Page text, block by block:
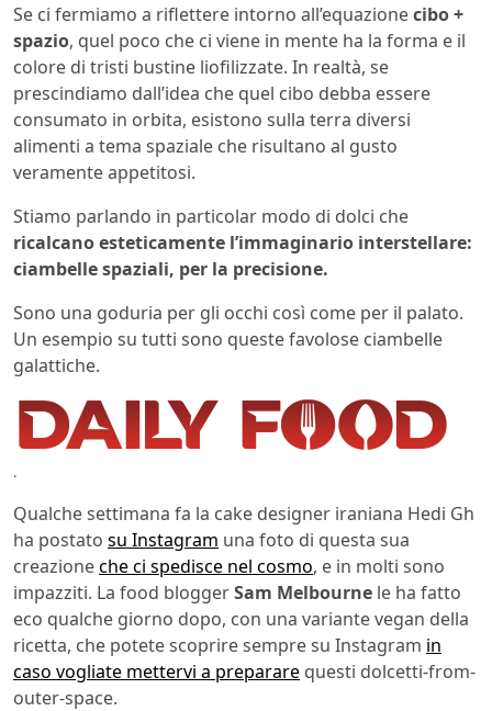
Se ci fermiamo a riflettere intorno all’equazionecibo +
spazio, quel poco che ci viene in mente ha la forma e il
colore di tristi bustine liofilizzate. In realtà, se
prescindiamo dall’idea che quel cibo debba essere
consumato in orbita, esistono sulla terra diversi
alimenti a tema spaziale che risultano al gusto
veramente appetitosi.
Stiamo parlando in particolar modo di dolci che
ricalcano esteticamente l’immaginario interstellare:
ciambelle spaziali, per la precisione.
Sono una goduria per gli occhi così come per il palato.
Un esempio su tutti sono queste favolose ciambelle
galattiche.
.
Qualche settimana fa la cake designer iraniana Hedi Gh
ha postato su Instagram una foto di questa sua
creazioneche ci spedisce nel cosmo, e in molti sono
impazziti. La food bloggerSam Melbourne le ha fatto
eco qualche giorno dopo, con una variante vegan della
ricetta, che potete scoprire sempre su Instagram in
caso vogliate mettervi a preparare questi dolcetti-from-
outer-space.